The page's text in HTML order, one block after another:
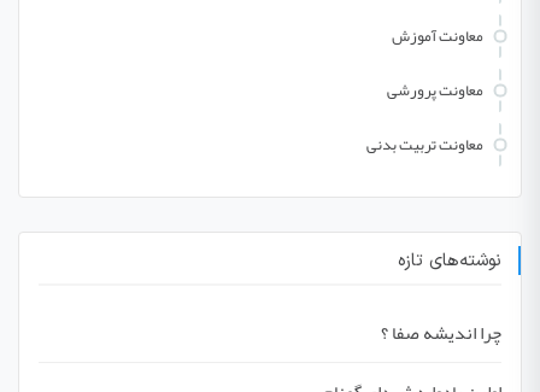
معاونت آموزش
معاونت پرورشی
معاونت تربیت بدنی
نوشته‌های تازه
چرا اندیشه صفا ؟